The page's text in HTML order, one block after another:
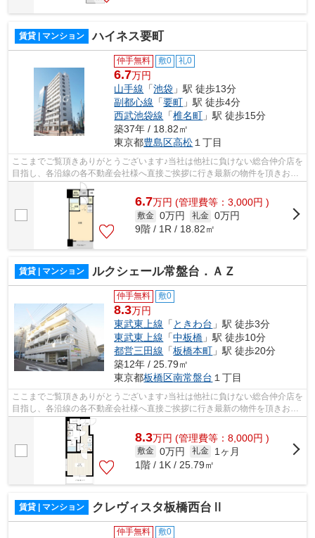
賃貸 | マンション ハイネス要町
仲手無料 敷0 礼0
6.7万円
山手線 「池袋 」駅 徒歩13分
副都心線 「要町 」駅 徒歩4分
西武池袋線 「椎名町 」駅 徒歩15分
築37年 / 18.82㎡
東京都豊島区高松 １丁目
ここまでご覧頂きありがとうございます♪当社は他社に負けない総合仲介店を
目指し、各沿線の各不動産会社様へ直接ご挨拶に行き最新の物件を頂きお客
様へ提供しております！最新の情報は...
6.7万円 (管理費等：3,000円 )
敷金 0万円 礼金 0万円
9階 / 1R / 18.82㎡
賃貸 | マンション ルクシェール常盤台．ＡＺ
仲手無料 敷0
8.3万円
東武東上線 「 ときわ台 」駅 徒歩3分
東武東上線 「中板橋 」駅 徒歩10分
都営三田線 「板橋本町 」駅 徒歩20分
築12年 / 25.79㎡
東京都板橋区南常盤台 １丁目
ここまでご覧頂きありがとうございます♪当社は他社に負けない総合仲介店を
目指し、各沿線の各不動産会社様へ直接ご挨拶に行き最新の物件を頂きお客
様へ提供しております！最新の情報は...
8.3万円 (管理費等：8,000円 )
敷金 0万円 礼金
1ヶ月
1階 / 1K / 25.79㎡
賃貸 | マンション クレヴィスタ板橋西台Ⅱ
仲手無料 敷0